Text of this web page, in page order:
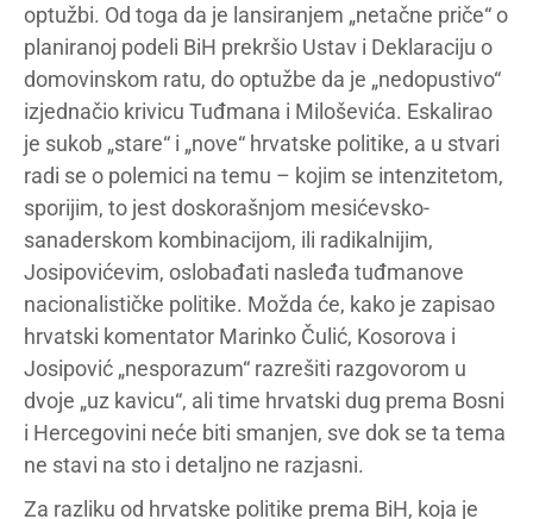
optužbi. Od toga da je lansiranjem „netačne priče“ o
planiranoj podeli BiH prekršio Ustav i Deklaraciju o
domovinskom ratu, do optužbe da je „nedopustivo“
izjednačio krivicu Tuđmana i Miloševića. Eskalirao
je sukob „stare“ i „nove“ hrvatske politike, a u stvari
radi se o polemici na temu – kojim se intenzitetom,
sporijim, to jest doskorašnjom mesićevsko-
sanaderskom kombinacijom, ili radikalnijim,
Josipovićevim, oslobađati nasleđa tuđmanove
nacionalističke politike. Možda će, kako je zapisao
hrvatski komentator Marinko Čulić, Kosorova i
Josipović „nesporazum“ razrešiti razgovorom u
dvoje „uz kavicu“, ali time hrvatski dug prema Bosni
i Hercegovini neće biti smanjen, sve dok se ta tema
ne stavi na sto i detaljno ne razjasni.
Za razliku od hrvatske politike prema BiH, koja je